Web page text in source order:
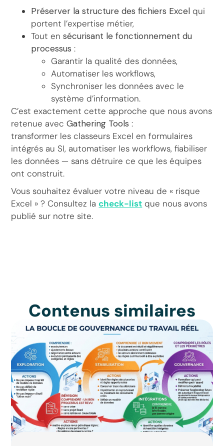
Préserver la structure des fichiers Excel qui
portent l’expertise métier,
Tout ensécurisant le fonctionnement du
processus :
Garantir la qualité des données,
Automatiser les workflows,
Synchroniser les données avec le
système d’information.
C’est exactement cette approche que nous avons
retenue avecGathering Tools :
transformer les classeurs Excel en formulaires
intégrés au SI, automatiser les workflows, fiabiliser
les données — sans détruire ce que les équipes
ont construit.
Vous souhaitez évaluer votre niveau de « risque
Excel » ? Consultez lacheck-list que nous avons
publié sur notre site.
Contenus similaires